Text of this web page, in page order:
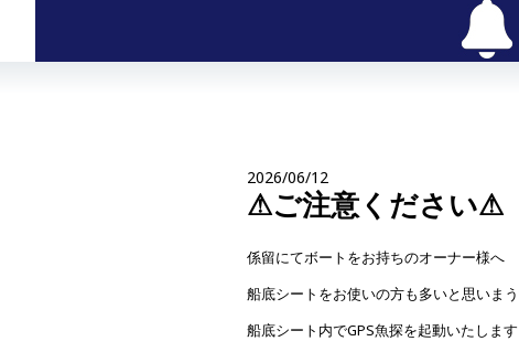
2026/06/12
⚠ご注意ください⚠
係留にてボートをお持ちのオーナー様へ
船底シートをお使いの方も多いと思いま
船底シート内でGPS魚探を起動いたしま